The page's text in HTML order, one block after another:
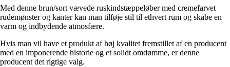
Med denne brun/sort vævede ruskindstæppeløber med cremefarvet
rudemønster og kanter kan man tilføje stil til ethvert rum og skabe en
varm og indbydende atmosfære.
Hvis man vil have et produkt af høj kvalitet fremstillet af en producent
med en imponerende historie og et solidt omdømme, er denne
producent det rigtige valg.